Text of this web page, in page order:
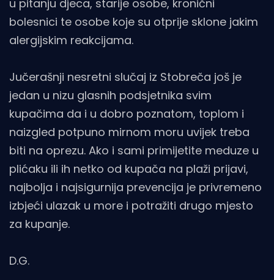
u pitanju djeca, starije osobe, kronični
bolesnici te osobe koje su otprije sklone jakim
alergijskim reakcijama.
Jučerašnji nesretni slučaj iz Stobreča još je
jedan u nizu glasnih podsjetnika svim
kupačima da i u dobro poznatom, toplom i
naizgled potpuno mirnom moru uvijek treba
biti na oprezu. Ako i sami primijetite meduze u
plićaku ili ih netko od kupača na plaži prijavi,
najbolja i najsigurnija prevencija je privremeno
izbjeći ulazak u more i potražiti drugo mjesto
za kupanje.
D.G.